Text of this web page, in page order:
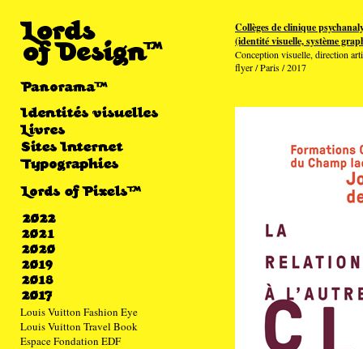
Louis Vuitton Fashion Eye
Louis Vuitton Travel Book
Espace Fondation EDF
Collèges de clinique
(identité visuelle, système
Conception visuelle, direction
flyer / Paris / 2017